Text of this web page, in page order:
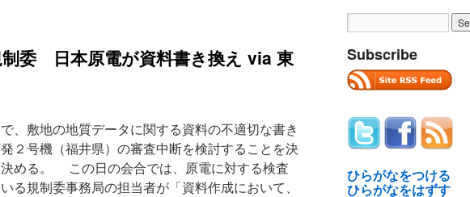
制委 日本原電が資料書き換え via 東
、敷地の地質データに関する資料の不適切な書き
２号機（福井県）の審査中断を検討することを決
める。 この日の会合では、原電に対する検査
る規制委事務局の担当者が「資料作成において、
Subscribe
ひらがなをつける
ひらがなをはずす